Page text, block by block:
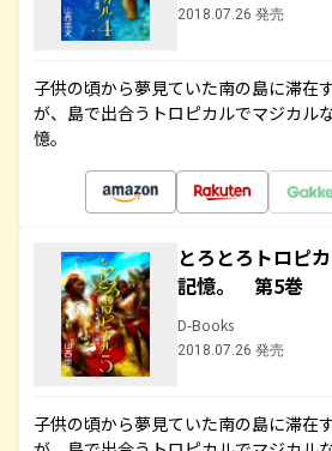
2018.07.26 発売
子供の頃から夢見ていた南の島に滞在
が、島で出合うトロピカルでマジカル
憶。
とろとろトロピ
記憶。 第5巻
D-Books
2018.07.26 発売
子供の頃から夢見ていた南の島に滞在